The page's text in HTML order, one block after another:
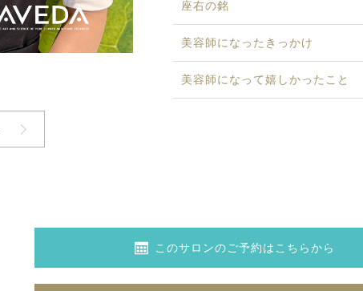
座右の銘
美容師になった きっかけ
美容師になって 嬉しかったこと
このサロンのご予約はこちらから